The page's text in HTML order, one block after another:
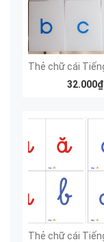
32.000₫